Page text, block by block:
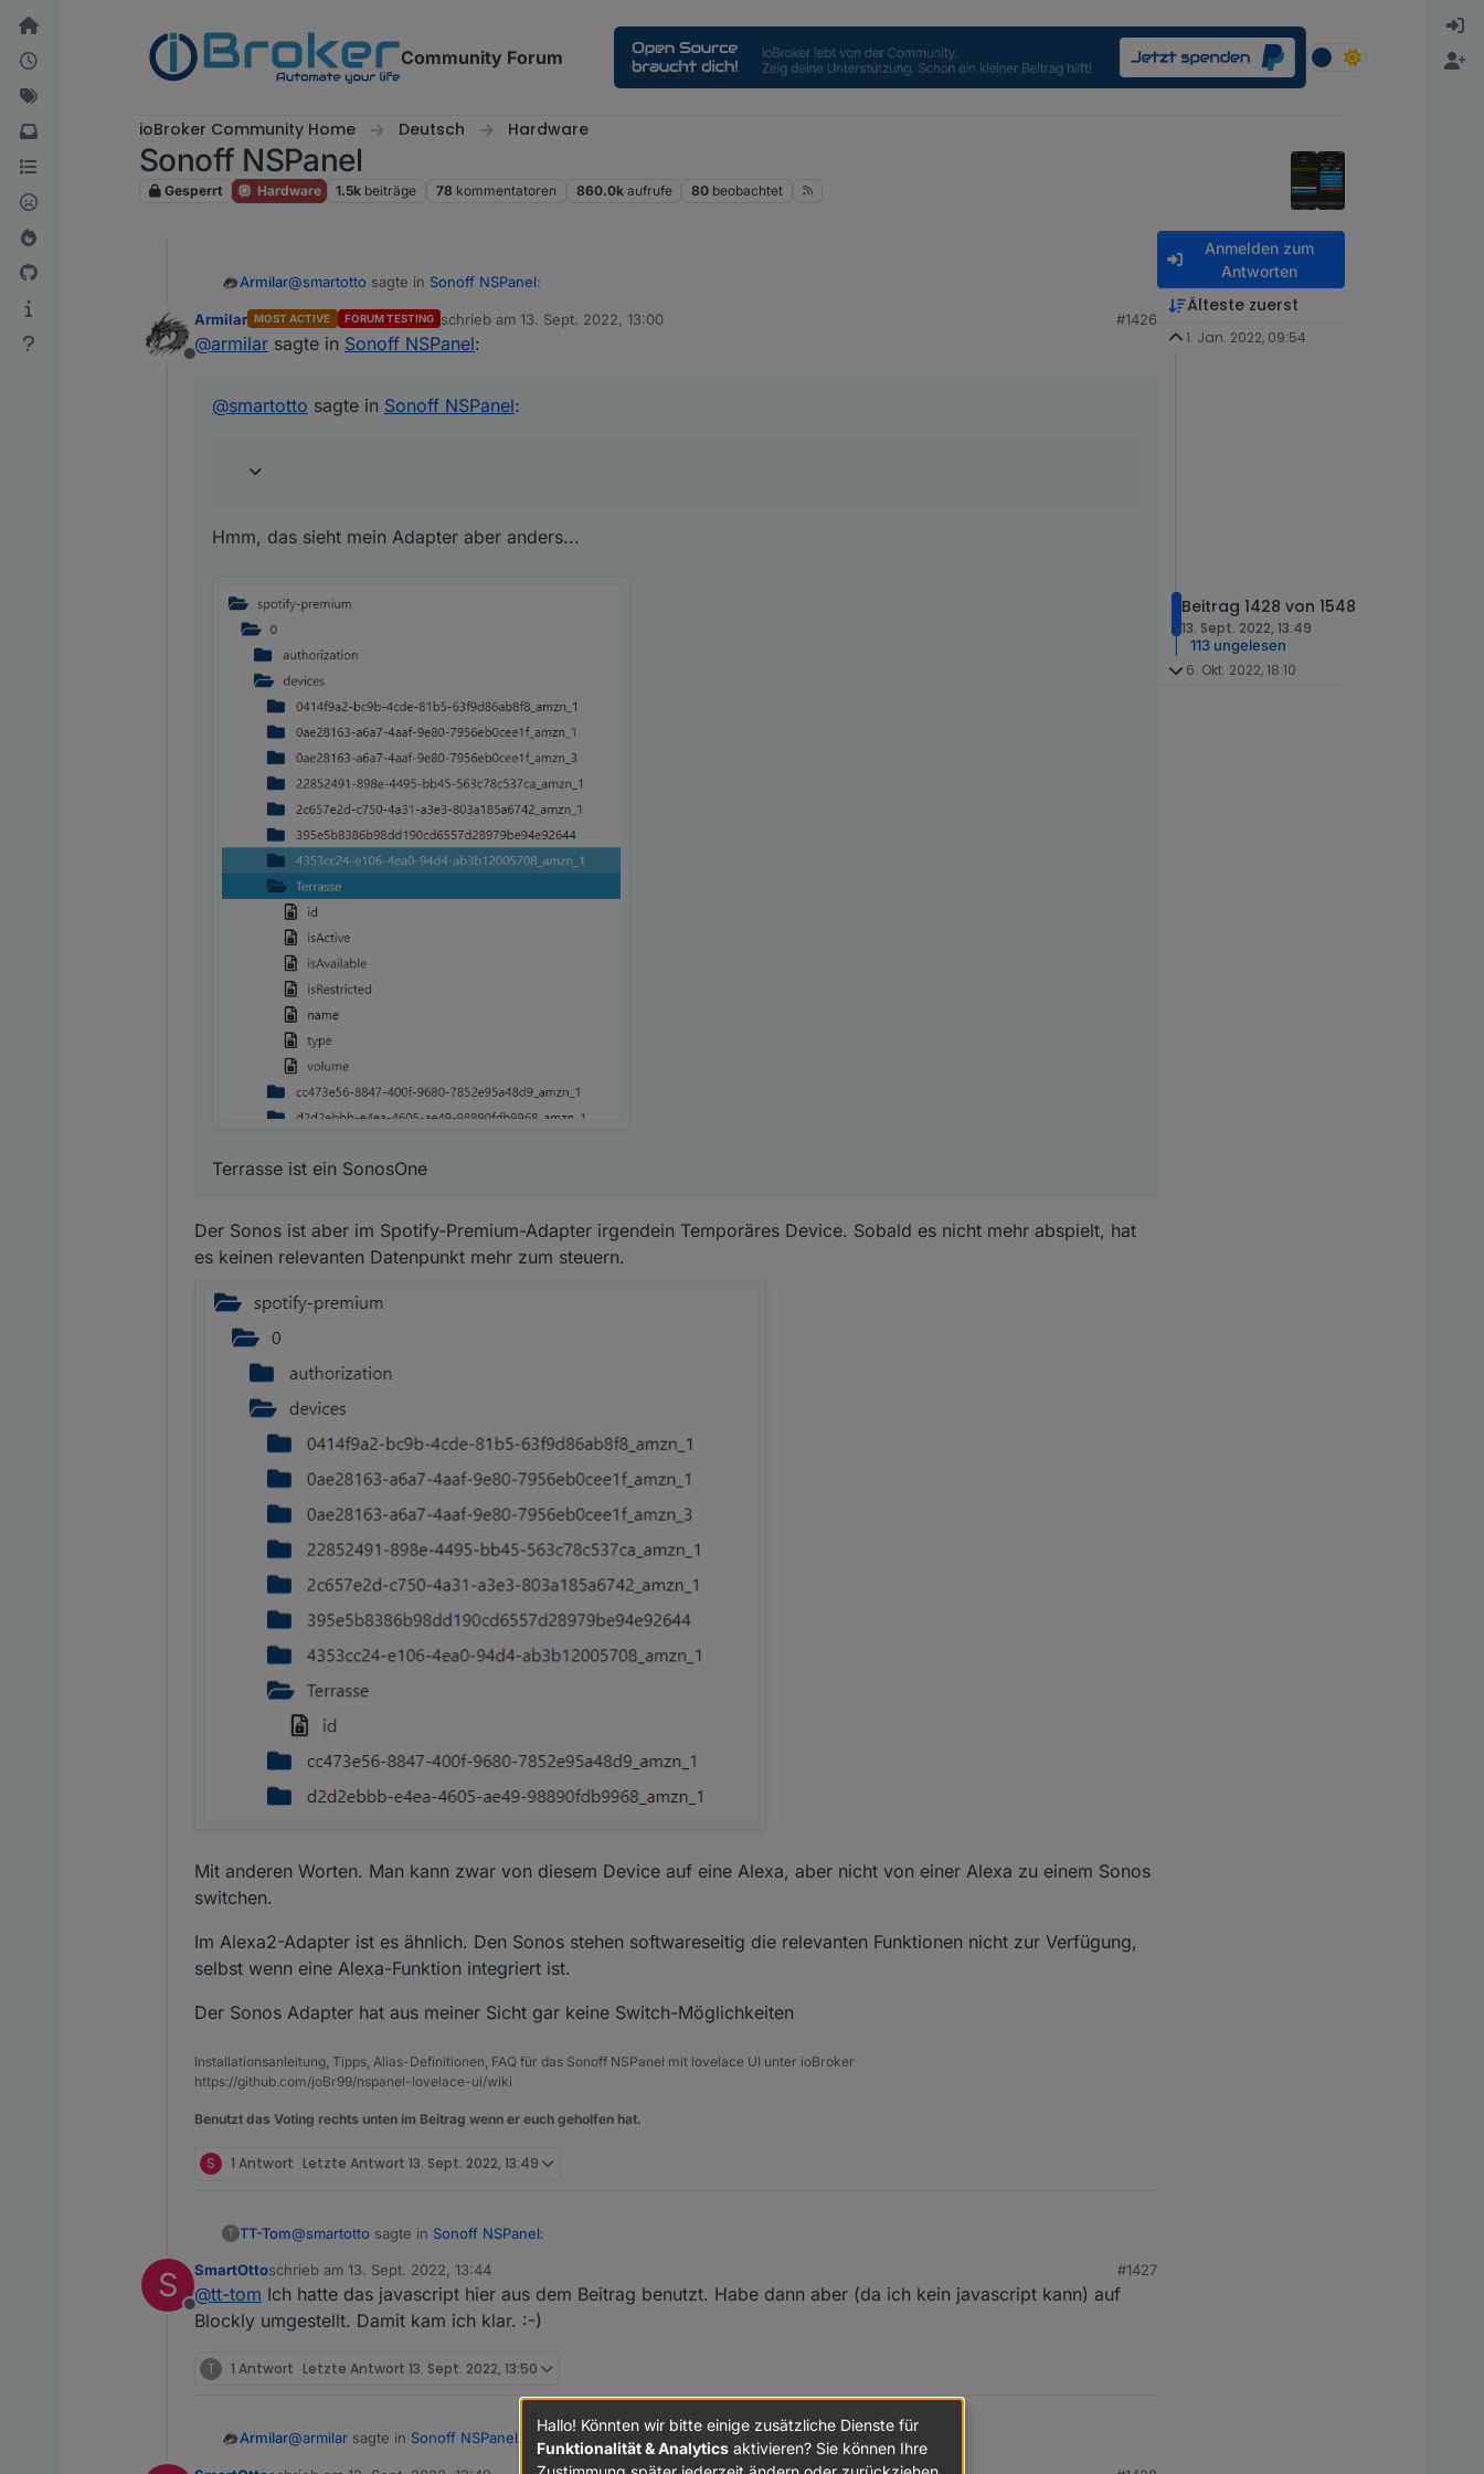
Weiter zum Inhalt
Community Forum
ioBroker Community Home Deutsch Hardware
Sonoff NSPanel
Gesperrt Hardware 1.5k beiträge 78 kommentatoren 860.0k aufrufe 80 beobachtet
Armilar@smartotto sagte in Sonoff NSPanel:
@ niiccooo1Ja, ich nutze auch den Spotify Adapter. Und nein. Dieser erkennt leider nicht die Sonos Geräte.
Hmm, das sieht mein Adapter aber anders...
Offline
Armilar MOST ACTIVE FORUM TESTING schrieb am13. Sept. 2022, 13:00
zuletzt editiert von
#1426
@armilar sagte in Sonoff NSPanel:
@smartotto sagte in Sonoff NSPanel:
Hmm, das sieht mein Adapter aber anders...
Terrasse ist ein SonosOne
Der Sonos ist aber im Spotify-Premium-Adapter irgendein Temporäres Device. Sobald es nicht mehr abspielt, hat
es keinen relevanten Datenpunkt mehr zum steuern.
Mit anderen Worten. Man kann zwar von diesem Device auf eine Alexa, aber nicht von einer Alexa zu einem Sonos
switchen.
Im Alexa2-Adapter ist es ähnlich. Den Sonos stehen softwareseitig die relevanten Funktionen nicht zur Verfügung,
selbst wenn eine Alexa-Funktion integriert ist.
Der Sonos Adapter hat aus meiner Sicht gar keine Switch-Möglichkeiten
Installationsanleitung, Tipps, Alias-Definitionen, FAQ für das Sonoff NSPanel mit lovelace UI unter ioBroker
https://github.com/joBr99/nspanel-lovelace-ui/wiki
Benutzt das Voting rechts unten im Beitrag wenn er euch geholfen hat.
S 1 Antwort Letzte Antwort 13. Sept. 2022, 13:49
T TT-Tom@smartotto sagte in Sonoff NSPanel:
Dein Script habe ich entsprechend angepasst und starte es. Allerdings legt es mir keine Datenpunkte unter
0_userdata.0.Abfallkalender an.
Hallo, rein aus Interesse welches Javascript hast du genutzt? aus der FAQ oder hier aus dem Beitrag. Es gibt hier aktuell 3
S
Offline
SmartOttoschrieb am 13. Sept. 2022, 13:44
zuletzt editiert von
#1427
@tt-tom Ich hatte das javascript hier aus dem Beitrag benutzt. Habe dann aber (da ich kein javascript kann) auf
Blockly umgestellt. Damit kam ich klar. :-)
T 1 Antwort Letzte Antwort 13. Sept. 2022, 13:50
Armilar@armilar sagte in Sonoff NSPanel
Anmelden zum
Antworten
Älteste zuerst
1. Jan. 2022, 09:54
Beitrag 1428 von 1548
13. Sept. 2022, 13:49
113 ungelesen
6. Okt. 2022, 18:10
Hallo! Könnten wir bitte einige zusätzliche Dienste für
Funktionalität & Analytics aktivieren? Sie können Ihre